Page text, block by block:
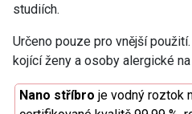
studiích.
Určeno pouze pro vnější
kojící ženy a osoby alergické
Nano stříbro je vodný roztok